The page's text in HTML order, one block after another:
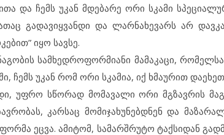
და ჩემს უკან მდებარე ორი სკამი
გადავიყვანდი და ლარნახევარს არ
იყო სავსე.
სამხედროფორმიანი მამაკაცი,
უკან რომ ორი სკამია, იქ ხმაურით
უფრო სწორად მომავალი ორი მგზავრის
კარსაც მომიჯახუნებდნენ და
ეცვა. ამიტომ, სამარშრუტო ტაქსიდან